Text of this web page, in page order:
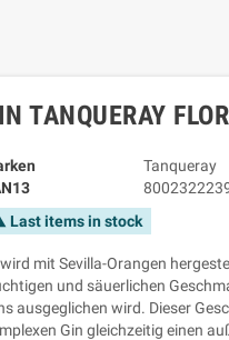
TANQUERAY
Tanqueray
Last items in stock
mit Sevilla-Orangen
und säuerlichen
ausgeglichen wird. Dieser
Gin gleichzeitig einen